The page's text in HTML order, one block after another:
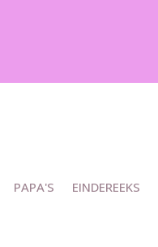
PAPA'S EINDEREEKS